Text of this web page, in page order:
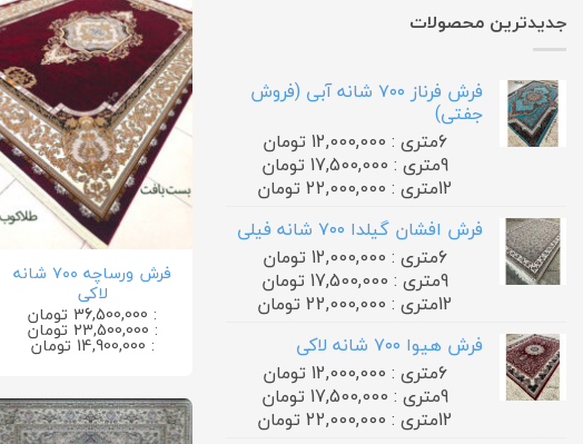
جدیدترین محصولات
فرش فرناز ۷۰۰ شانه آبی (فروش
جفتی)
6متری : 12,000,000 تومان
9متری : 17,500,000 تومان
12متری : 22,000,000 تومان
فرش افشان گیلدا ۷۰۰ شانه فیلی
6متری : 12,000,000 تومان
9متری : 17,500,000 تومان
12متری : 22,000,000 تومان
فرش هیوا ۷۰۰ شانه لاکی
6متری : 12,000,000 تومان
9متری : 17,500,000 تومان
12متری : 22,000,000 تومان
فرش ورساچه ۷۰۰ شانه
لاکی
: 36,500,000 تومان
: 23,500,000 تومان
: 14,900,000 تومان